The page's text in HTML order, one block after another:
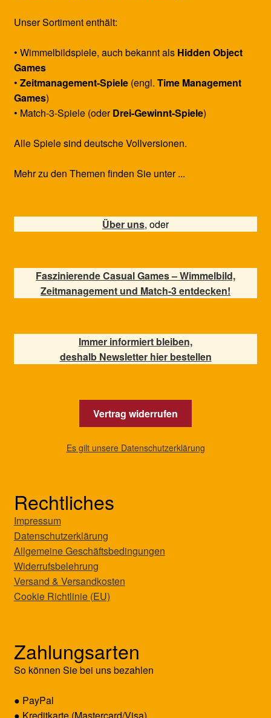
Unser Sortiment enthält:
• Wimmelbildspiele, auch bekannt als Hidden Object
Games
• Zeitmanagement-Spiele(engl. Time Management
Games)
• Match-3-Spiele (oderDrei-Gewinnt-Spiele)
Alle Spiele sind deutsche Vollversionen.
Mehr zu den Themen finden Sie unter ...
Über uns, oder
Faszinierende Casual Games – Wimmelbild,
Zeitmanagement und Match-3 entdecken!
Immer informiert bleiben,
deshalb Newsletter hier bestellen
Vertrag widerrufen
Es gilt unsere Datenschutzerklärung
Rechtliches
Impressum
Datenschutzerklärung
Allgemeine Geschäftsbedingungen
Widerrufsbelehrung
Versand & Versandkosten
Cookie Richtlinie (EU)
Zahlungsarten
So können Sie bei uns bezahlen
● PayPal